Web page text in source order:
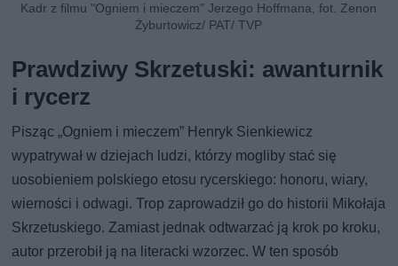
Kadr z filmu "Ogniem i mieczem" Jerzego Hoffmana, fot. Zenon
Żyburtowicz/ PAT/ TVP
Prawdziwy Skrzetuski: awanturnik
i rycerz
Pisząc „Ogniem i mieczem” Henryk Sienkiewicz
wypatrywał w dziejach ludzi, którzy mogliby stać się
uosobieniem polskiego etosu rycerskiego: honoru, wiary,
wierności i odwagi. Trop zaprowadził go do historii Mikołaja
Skrzetuskiego. Zamiast jednak odtwarzać ją krok po kroku,
autor przerobił ją na literacki wzorzec. W ten sposób